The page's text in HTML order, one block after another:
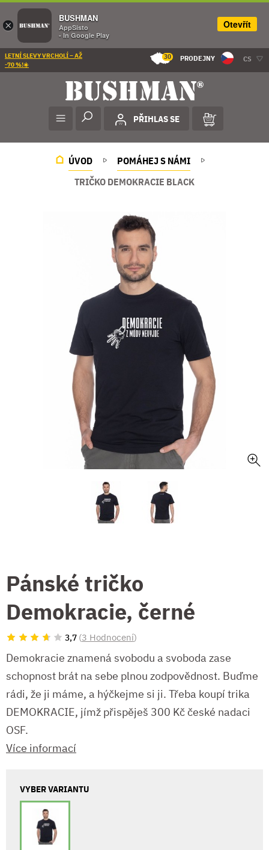
LETNÍ SLEVY VRCHOLÍ – AŽ
-70 %!☀️
30 PRODEJNY CS
PŘIHLAS SE
ÚVOD
POMÁHEJ S NÁMI
TRIČKO DEMOKRACIE BLACK
Pánské tričko
Demokracie, černé
3,7 (3 Hodnocení)
Demokracie znamená svobodu a svoboda zase
schopnost brát na sebe plnou zodpovědnost. Buďme
rádi, že ji máme, a hýčkejme si ji. Třeba koupí trika
DEMOKRACIE, jímž přispěješ 300 Kč české nadaci
OSF.
Více informací
VYBER VARIANTU
×
BUSHMAN
AppSisto
- In Google Play
Otevřít